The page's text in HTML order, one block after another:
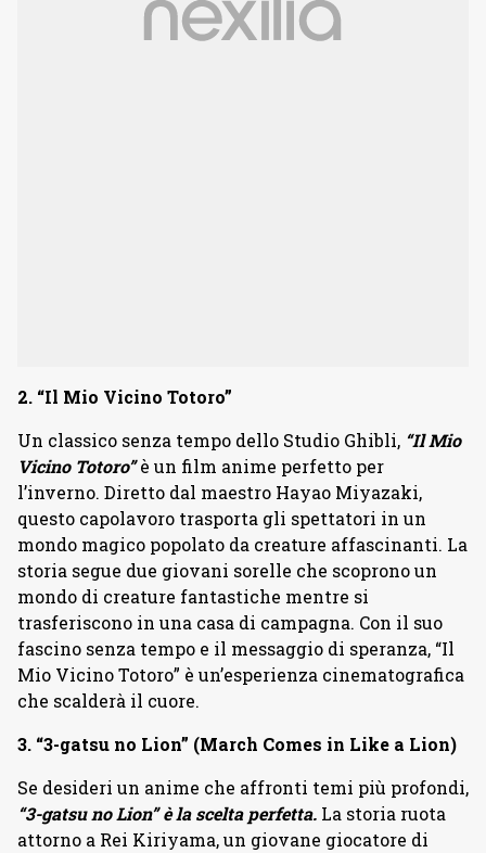
2. “Il Mio Vicino Totoro”
Un classico senza tempo dello Studio Ghibli, “Il Mio
Vicino Totoro”è un film anime perfetto per
l’inverno. Diretto dal maestro Hayao Miyazaki,
questo capolavoro trasporta gli spettatori in un
mondo magico popolato da creature affascinanti. La
storia segue due giovani sorelle che scoprono un
mondo di creature fantastiche mentre si
trasferiscono in una casa di campagna. Con il suo
fascino senza tempo e il messaggio di speranza, “Il
Mio Vicino Totoro” è un’esperienza cinematografica
che scalderà il cuore.
3. “3-gatsu no Lion” (March Comes in Like a Lion)
Se desideri un anime che affronti temi più profondi,
“3-gatsu no Lion” è la scelta perfetta. La storia ruota
attorno a Rei Kiriyama, un giovane giocatore di